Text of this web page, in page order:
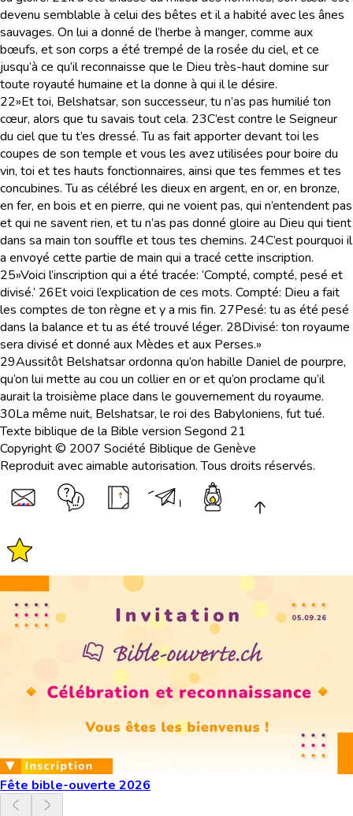
devenu semblable à celui des bêtes et il a habité avec les ânes
sauvages. On lui a donné de l’herbe à manger, comme aux
bœufs, et son corps a été trempé de la rosée du ciel, et ce
jusqu’à ce qu’il reconnaisse que le Dieu très-haut domine sur
toute royauté humaine et la donne à qui il le désire.
22»Et toi, Belshatsar, son successeur, tu n’as pas humilié ton
cœur, alors que tu savais tout cela. 23C’est contre le Seigneur
du ciel que tu t’es dressé. Tu as fait apporter devant toi les
coupes de son temple et vous les avez utilisées pour boire du
vin, toi et tes hauts fonctionnaires, ainsi que tes femmes et tes
concubines. Tu as célébré les dieux en argent, en or, en bronze,
en fer, en bois et en pierre, qui ne voient pas, qui n’entendent pas
et qui ne savent rien, et tu n’as pas donné gloire au Dieu qui tient
dans sa main ton souffle et tous tes chemins. 24C’est pourquoi il
a envoyé cette partie de main qui a tracé cette inscription.
25»Voici l’inscription qui a été tracée: ‘Compté, compté, pesé et
divisé.’ 26Et voici l’explication de ces mots. Compté: Dieu a fait
les comptes de ton règne et y a mis fin. 27Pesé: tu as été pesé
dans la balance et tu as été trouvé léger. 28Divisé: ton royaume
sera divisé et donné aux Mèdes et aux Perses.»
29Aussitôt Belshatsar ordonna qu’on habille Daniel de pourpre,
qu’on lui mette au cou un collier en or et qu’on proclame qu’il
aurait la troisième place dans le gouvernement du royaume.
30La même nuit, Belshatsar, le roi des Babyloniens, fut tué.
Texte biblique de la Bible version Segond 21
Copyright © 2007 Société Biblique de Genève
Reproduit avec aimable autorisation. Tous droits réservés.
Fête bible-ouverte 2026